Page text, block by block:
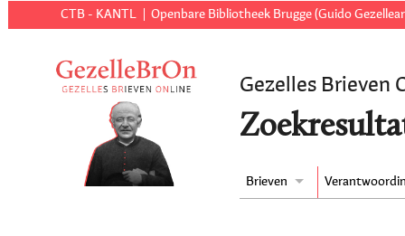
CTB - KANTL Openbare Bibliotheek Brugge (Guido
Gezelles Brieven
Brieven